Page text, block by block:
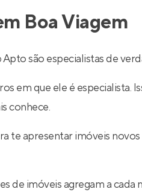
Boa Viagem
são especialistas de
em que ele é especialista.
conhece.
apresentar imóveis
de imóveis agregam a